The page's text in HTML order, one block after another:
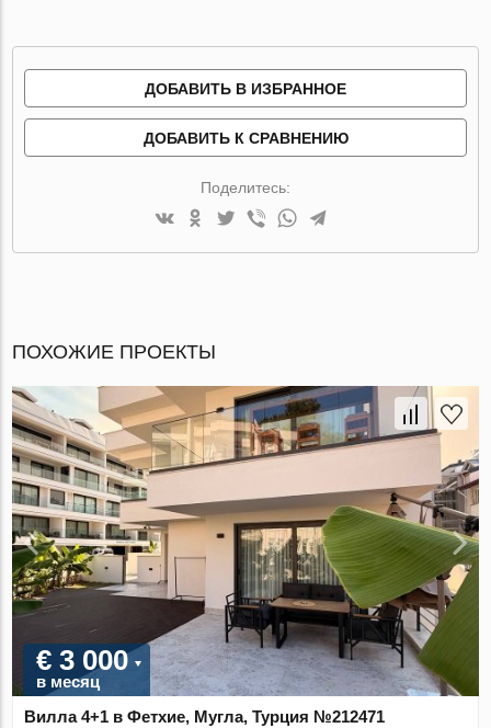
ДОБАВИТЬ В ИЗБРАННОЕ
ДОБАВИТЬ К СРАВНЕНИЮ
Поделитесь:
ПОХОЖИЕ ПРОЕКТЫ
€ 3 000
в месяц
Вилла 4+1 в Фетхие, Мугла, Турция №212471